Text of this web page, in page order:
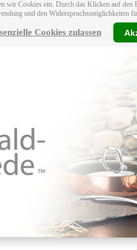
wir Cookies ein. Durch das Klicken auf
und den Widerspruchsmöglichkeiten
Cookies zulassen